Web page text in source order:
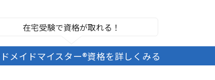
在宅受験で資格が取れる！
メイドマイスター®資格を詳しくみる